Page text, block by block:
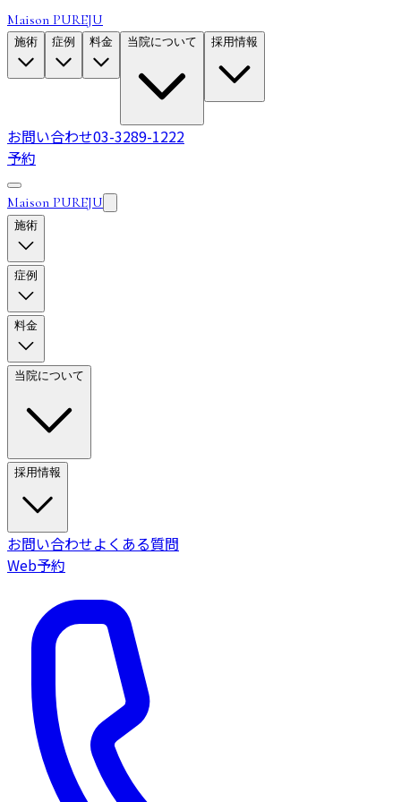
Maison PUREJU
施術 症例 料金 当院について 採用情報
お問い合わせ03-3289-1222
予約
Maison PUREJU
施術
症例
料金
当院について
採用情報
お問い合わせよくある質問
Web予約